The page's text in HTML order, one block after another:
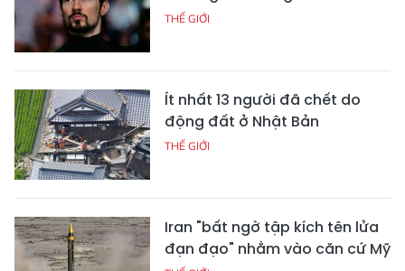
THẾ GIỚI
Ít nhất 13 người đã chết do
động đất ở Nhật Bản
THẾ GIỚI
Iran "bất ngờ tập kích tên lửa
đạn đạo" nhằm vào căn cứ Mỹ